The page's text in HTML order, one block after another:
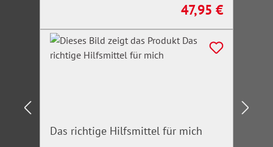
Regulärer Preis:
47,95 €
Das richtige Hilfsmittel für mich